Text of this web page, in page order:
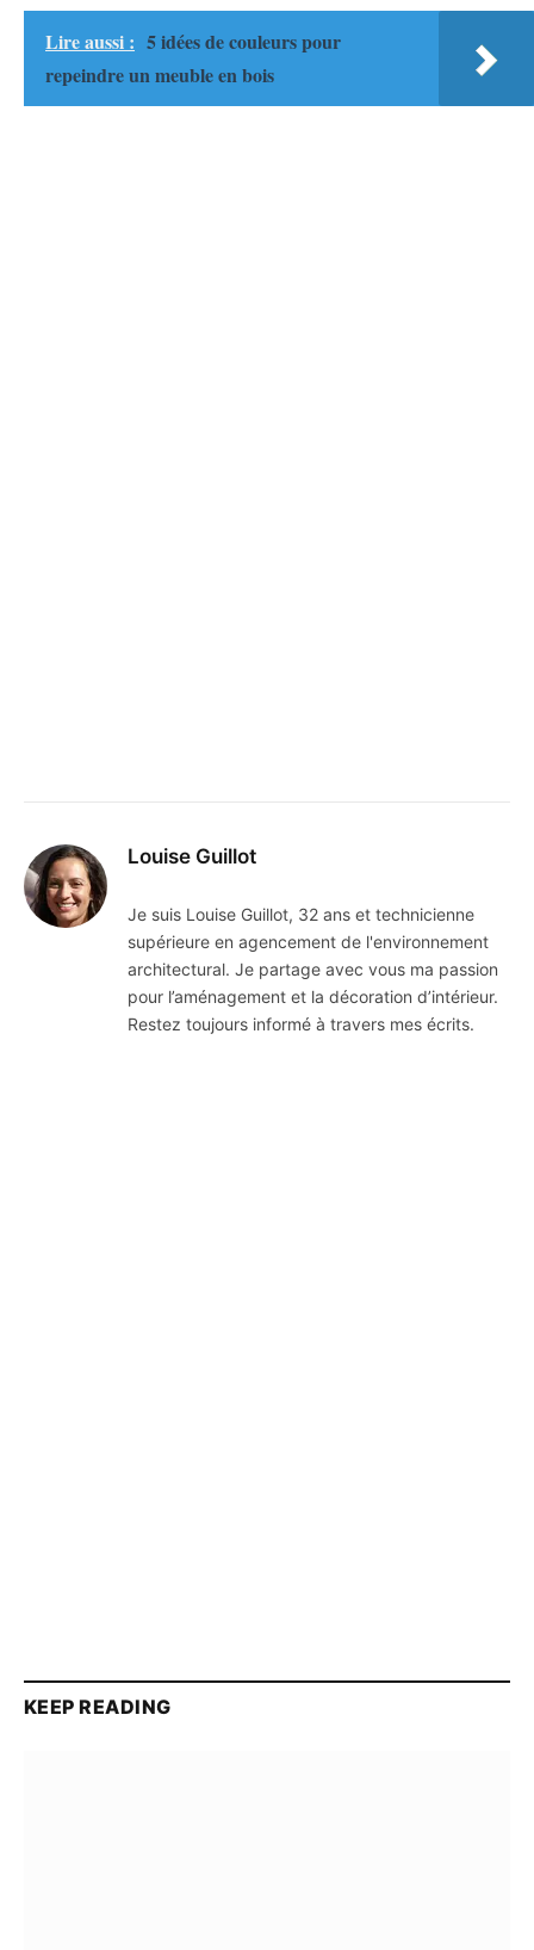
Lire aussi : 5 idées de couleurs pour
repeindre un meuble en bois
Louise Guillot
Je suis Louise Guillot, 32 ans et technicienne
supérieure en agencement de l'environnement
architectural. Je partage avec vous ma passion
pour l’aménagement et la décoration d’intérieur.
Restez toujours informé à travers mes écrits.
KEEP READING